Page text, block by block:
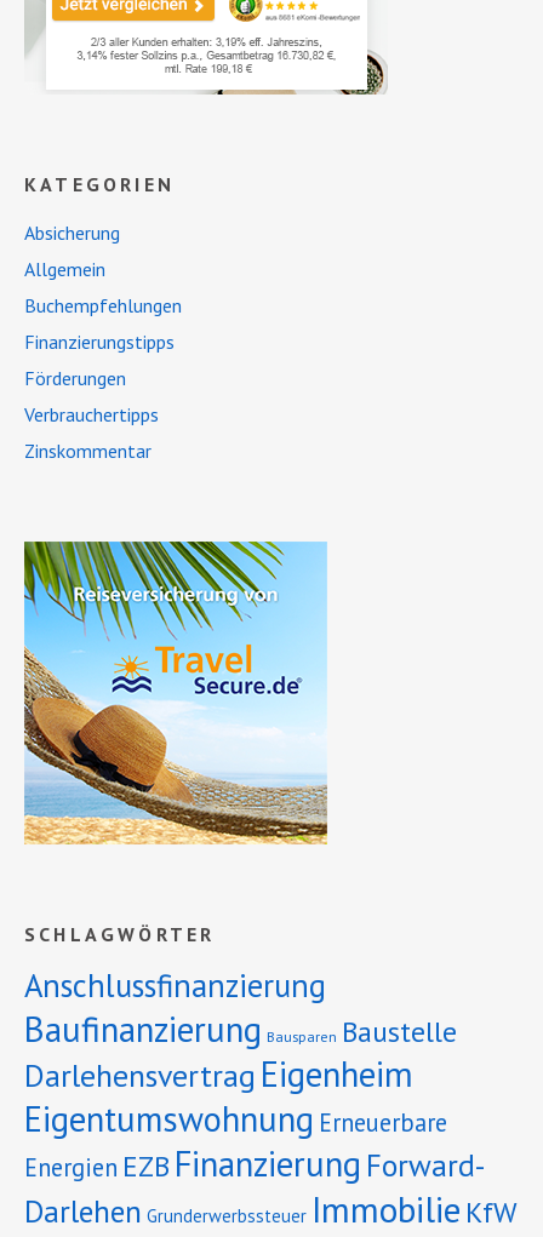
KATEGORIEN
Absicherung
Allgemein
Buchempfehlungen
Finanzierungstipps
Förderungen
Verbrauchertipps
Zinskommentar
SCHLAGWÖRTER
Anschlussfinanzierung
Baufinanzierung Bausparen Baustelle
Darlehensvertrag Eigenheim
Eigentumswohnung Erneuerbare
Energien EZB Finanzierung Forward-
Darlehen Grunderwerbssteuer Immobilie KfW